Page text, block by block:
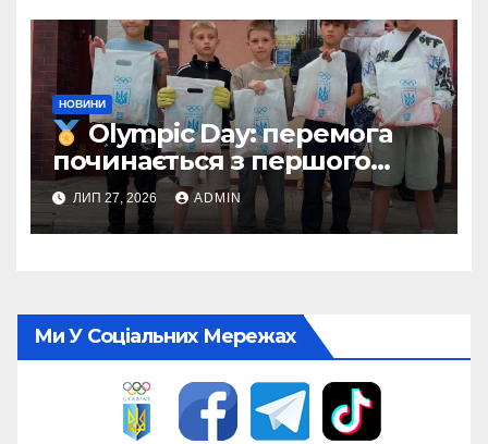
НОВИНИ
Olympic Day: перемога
починається з першого
кроку
ЛИП 27, 2026 ADMIN
Ми У Соціальних Мережах